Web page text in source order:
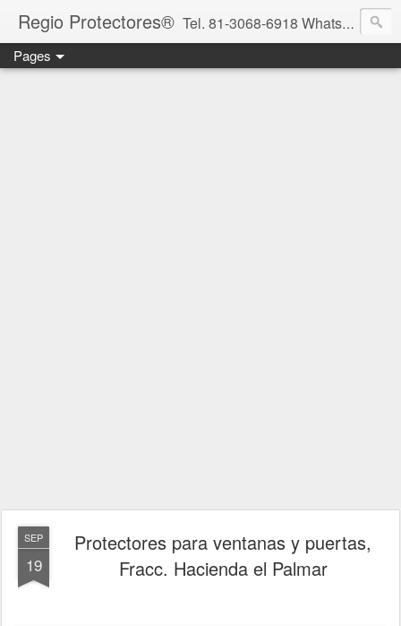
Regio Protectores® Tel. 81-3068-6918 WhatsApp 81-2636-2823 / 33-1145-3780 cotizacionregioprotectores@gmail.com / regioprotectores@gmail.com https://www.facebook.com/RegioProtectores/
Pages
SEP
19
Protectores para ventanas y puertas,
Fracc. Hacienda el Palmar